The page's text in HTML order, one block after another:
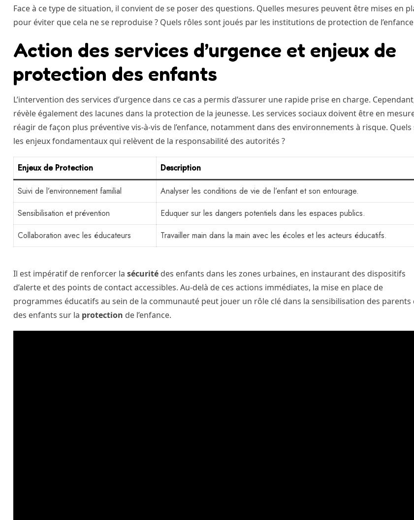
Face à ce type de situation, il convient de se poser des questions. Quelles mesures peuvent être mises en
pour éviter que cela ne se reproduise ? Quels rôles sont joués par les institutions de protection de l’enfance
Action des services d’urgence et enjeux de
protection des enfants
L’intervention des services d’urgence dans ce cas a permis d’assurer une rapide prise en charge.
révèle également des lacunes dans la protection de la jeunesse. Les services sociaux doivent être en
réagir de façon plus préventive vis-à-vis de l’enfance, notamment dans des environnements à risque.
les enjeux fondamentaux qui relèvent de la responsabilité des autorités ?
Enjeux de Protection Description
Suivi de l’environnement familial
Analyser les conditions de vie de l’enfant et son entourage.
Sensibilisation et prévention
Eduquer sur les dangers potentiels dans les espaces publics.
Collaboration avec les éducateurs
Travailler main dans la main avec les écoles et les acteurs éducatifs.
Il est impératif de renforcer la sécurité des enfants dans les zones urbaines, en instaurant des dispositifs
d’alerte et des points de contact accessibles. Au-delà de ces actions immédiates, la mise en place de
programmes éducatifs au sein de la communauté peut jouer un rôle clé dans la sensibilisation des parents
des enfants sur la protection de l’enfance.